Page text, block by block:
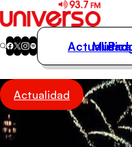
Actualidad
Música
Programas
Podcasts
Actualidad
Música
Actualidad